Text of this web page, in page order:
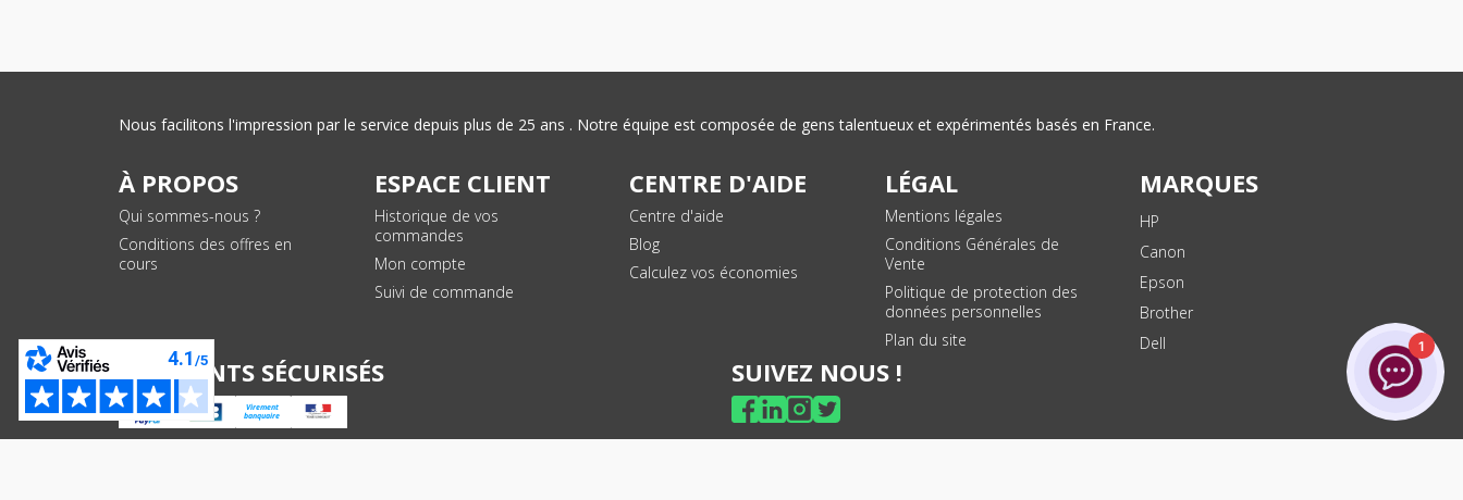
Nous facilitons l'impression par le service depuis plus de 25 ans . Notre équipe est composée de gens talentueux et expérimentés basés en France.
À PROPOS
Qui sommes-nous ?
Conditions des offres en
cours
ESPACE CLIENT
Historique de vos
commandes
Mon compte
Suivi de commande
CENTRE D'AIDE
Centre d'aide
Blog
Calculez vos économies
LÉGAL
Mentions légales
Conditions Générales de
Vente
Politique de protection des
données personnelles
Plan du site
MARQUES
HP
Canon
Epson
Brother
Dell
PAIEMENTS SÉCURISÉS SUIVEZ NOUS !
1